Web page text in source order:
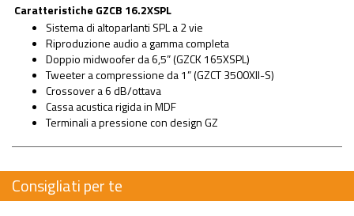
Caratteristiche GZCB 16.2XSPL
Sistema di altoparlanti SPL a 2 vie
Riproduzione audio a gamma completa
Doppio midwoofer da 6,5” (GZCK 165XSPL)
Tweeter a compressione da 1” (GZCT 3500XII-S)
Crossover a 6 dB/ottava
Cassa acustica rigida in MDF
Terminali a pressione con design GZ
Consigliati per te